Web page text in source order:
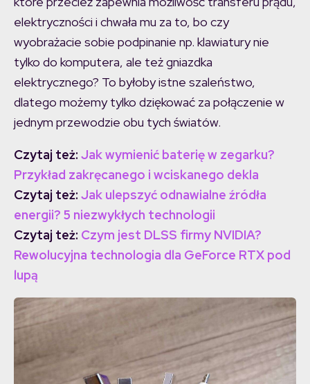
elektryczności i chwała mu za to, bo czy
wyobrażacie sobie podpinanie np. klawiatury nie
tylko do komputera, ale też gniazdka
elektrycznego? To byłoby istne szaleństwo,
dlatego możemy tylko dziękować za połączenie w
jednym przewodzie obu tych światów.
Czytaj też: Jak wymienić baterię w zegarku?
Przykład zakręcanego i wciskanego dekla
Czytaj też: Jak ulepszyć odnawialne źródła
energii? 5 niezwykłych technologii
Czytaj też: Czym jest DLSS firmy NVIDIA?
Rewolucyjna technologia dla GeForce RTX pod
lupą